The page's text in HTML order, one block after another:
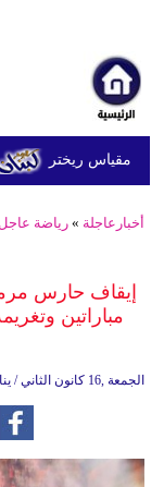
أخبارعاجلة »رياضة عاجل
إيقاف حارس
08:13 2026 الجمعة ,16 كانون الثاني / يناير